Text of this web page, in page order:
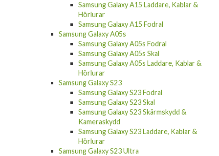
Samsung Galaxy A15 Laddare, Kablar &
Hörlurar
Samsung Galaxy A15 Fodral
Samsung Galaxy A05s
Samsung Galaxy A05s Fodral
Samsung Galaxy A05s Skal
Samsung Galaxy A05s Laddare, Kablar &
Hörlurar
Samsung Galaxy S23
Samsung Galaxy S23 Fodral
Samsung Galaxy S23 Skal
Samsung Galaxy S23 Skärmskydd &
Kameraskydd
Samsung Galaxy S23 Laddare, Kablar &
Hörlurar
Samsung Galaxy S23 Ultra